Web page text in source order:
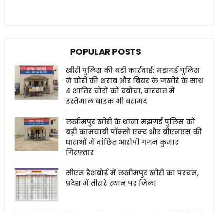
POPULAR POSTS
खीरी पुलिस की बड़ी कार्रवाई: मझगई पुलिस
ने चोरी की शराब और बियर के जखीरे के साथ
4 शातिर चोरों को दबोचा, वारदात में
इस्तेमाल बाइक भी बरामद
लखीमपुर खीरी के थाना मझगई पुलिस को
बड़ी कामयाबी पॉक्सो एक्ट और बीएनएस की
धाराओं में वांछित आरोपी गगन कुमार
गिरफ्तार
सीएम डैशबोर्ड में लखीमपुर खीरी का परचम,
प्रदेश में तीसरे स्थान पर जिला